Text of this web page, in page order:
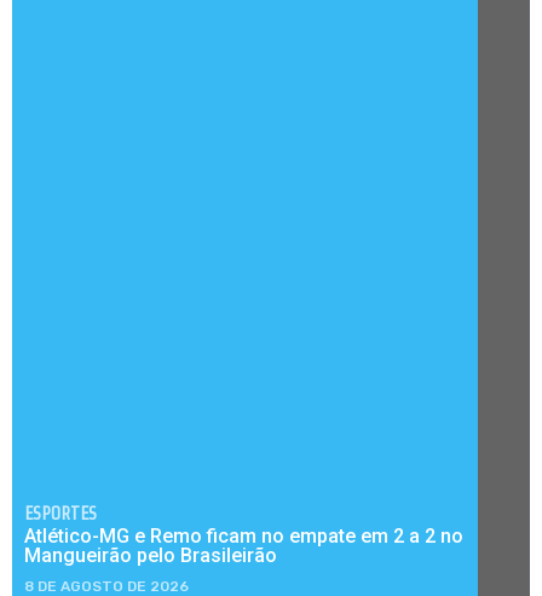
ESPORTES
Atlético-MG e Remo ficam no empate em 2 a 2 no
Mangueirão pelo Brasileirão
8 DE AGOSTO DE 2026